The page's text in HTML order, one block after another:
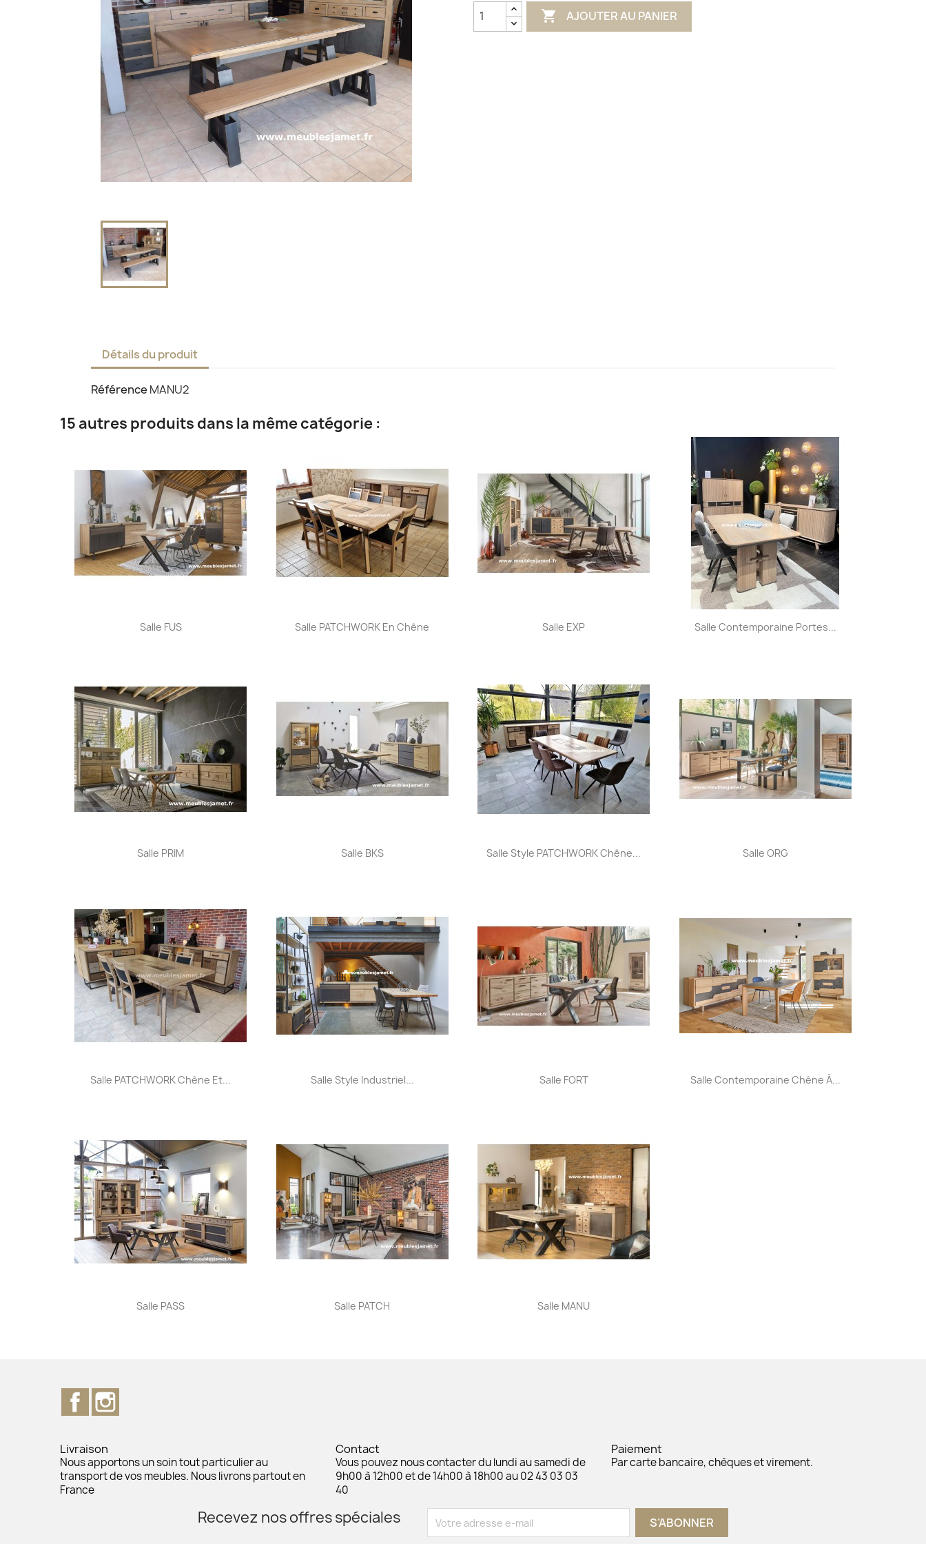
 AJOUTER AU PANIER
Détails du produit
Référence MANU2
15 autres produits dans la même catégorie :
Aperçu rapide
Salle FUS Aperçu rapide
Salle PATCHWORK En Chêne Aperçu rapide
Salle EXP Aperçu rapide
Salle Contemporaine Portes...
Aperçu rapide
Salle PRIM Aperçu rapide
Salle BKS Aperçu rapide
Salle Style PATCHWORK Chêne... Aperçu rapide
Salle ORG
Aperçu rapide
Salle PATCHWORK Chêne Et... Aperçu rapide
Salle Style Industriel... Aperçu rapide
Salle FORT Aperçu rapide
Salle Contemporaine Chêne À...
Aperçu rapide
Salle PASS Aperçu rapide
Salle PATCH Aperçu rapide
Salle MANU
Facebook
Livraison
Nous apportons un soin tout particulier au
transport de vos meubles. Nous livrons partout en
France
Contact
Vous pouvez nous contacter du lundi au samedi de
9h00 à 12h00 et de 14h00 à 18h00 au 02 43 03 03
40
Paiement
Par carte bancaire, chèques et virement.
Recevez nos offres spéciales